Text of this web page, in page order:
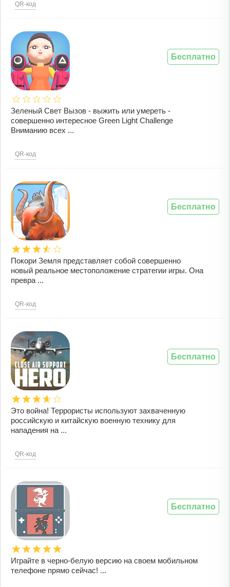
QR-код
Зеленый Свет Вызов - выжить или умереть -
совершенно интересное Green Light Challenge
Вниманию всех ...
QR-код
Бесплатно
Покори Земля представляет собой совершенно
новый реальное местоположение стратегии игры. Она
превра ...
QR-код
Бесплатно
Это война! Террористы используют захваченную
российскую и китайскую военную технику для
нападения на ...
QR-код
Бесплатно
Играйте в черно-белую версию на своем мобильном
телефоне прямо сейчас! ...
Бесплатно